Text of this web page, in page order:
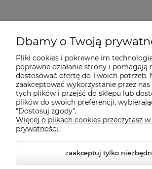
O nas
Dostawa i płatności
Pomoc
Gwarancja i Serwis
Dbamy o Twoją
Pliki cookies i pokrewne im
poprawne działanie strony i pomagają
dostosować ofertę do Twoich potrzeb.
zaakceptować wykorzystanie przez
tych plików i przejść do sklepu lub
plików do swoich preferencji,
"Dostosuj zgody".
Więcej o plikach cookies przeczytasz
prywatności.
zaakceptuj tylko